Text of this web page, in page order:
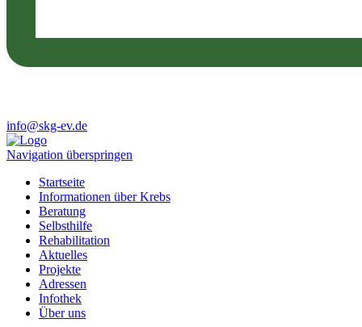
info@skg-ev.de
Navigation überspringen
Startseite
Informationen über Krebs
Beratung
Selbsthilfe
Rehabilitation
Aktuelles
Projekte
Adressen
Infothek
Über uns